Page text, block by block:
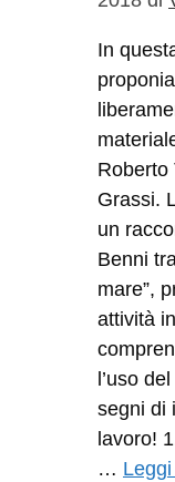
In
Roberto
Grassi.
un
Benni
mare”,
attività
l’uso
segni di
lavoro!
…